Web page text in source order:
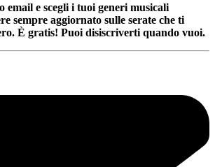
e scegli i tuoi generi musicali
sempre aggiornato sulle serate che ti
È gratis! Puoi disiscriverti quando vuoi.